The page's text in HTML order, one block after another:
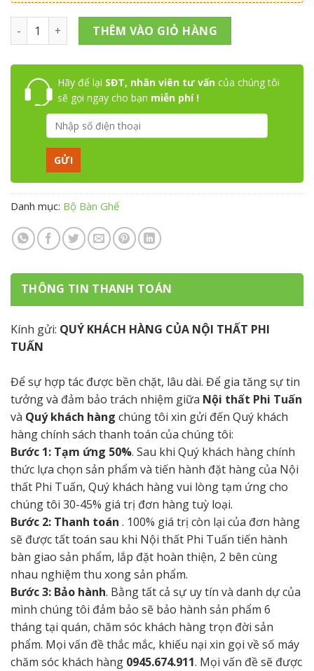
Bộ bàn ghế đẩu quán ăn gỗ cao su số lượng
THÊM VÀO GIỎ HÀNG
Hãy để lại SĐT, nhân viên tư vấncủa chúng tôi
sẽ gọi ngay cho bạn miễn phí !
Danh mục: Bộ Bàn Ghế
THÔNG TIN THANH TOÁN
Kính gửi: QUÝ KHÁCH HÀNG CỦA NỘI THẤT PHI
TUẤN
Để sự hợp tác được bền chặt, lâu dài. Để gia tăng sự tin
tưởng và đảm bảo trách nhiệm giữa Nội thất Phi Tuấn
và Quý khách hàng chúng tôi xin gửi đến Quý khách
hàng chính sách thanh toán của chúng tôi:
Bước 1: Tạm ứng 50%. Sau khi Quý khách hàng chính
thức lựa chọn sản phẩm và tiến hành đặt hàng của Nội
thất Phi Tuấn, Quý khách hàng vui lòng tạm ứng cho
chúng tôi 30-45% giá trị đơn hàng tuỳ loại.
Bước 2: Thanh toán . 100% giá trị còn lại của đơn hàng
sẽ được tất toán sau khi Nội thất Phi Tuấn tiến hành
bàn giao sản phẩm, lắp đặt hoàn thiện, 2 bên cùng
nhau nghiệm thu xong sản phẩm.
Bước 3: Bảo hành. Bằng tất cả sự uy tín và danh dự của
mình chúng tôi đảm bảo sẽ bảo hành sản phẩm 6
tháng tại quán, chăm sóc khách hàng trọn đời sản
phẩm. Mọi vấn đề thắc mắc, khiếu nại xin gọi về số máy
chăm sóc khách hàng 0945.674.911. Mọi vấn đề sẽ được